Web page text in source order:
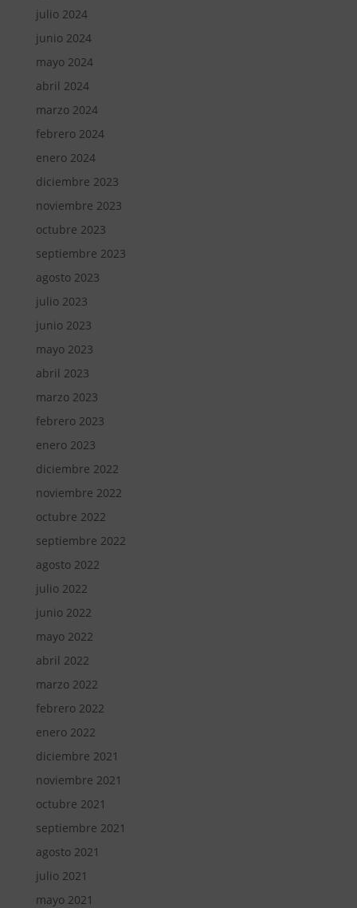
julio 2024
junio 2024
mayo 2024
abril 2024
marzo 2024
febrero 2024
enero 2024
diciembre 2023
noviembre 2023
octubre 2023
septiembre 2023
agosto 2023
julio 2023
junio 2023
mayo 2023
abril 2023
marzo 2023
febrero 2023
enero 2023
diciembre 2022
noviembre 2022
octubre 2022
septiembre 2022
agosto 2022
julio 2022
junio 2022
mayo 2022
abril 2022
marzo 2022
febrero 2022
enero 2022
diciembre 2021
noviembre 2021
octubre 2021
septiembre 2021
agosto 2021
julio 2021
mayo 2021